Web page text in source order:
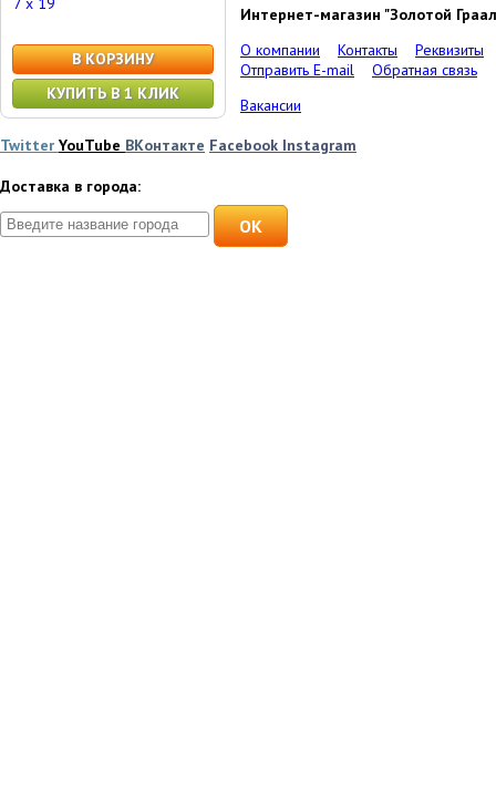
В КОРЗИНУ
КУПИТЬ В 1 КЛИК
Интернет-магазин "Золотой
О компании
Контакты
Реквизиты
Отправить E-mail
Обратная связь
Вакансии
Twitter YouTube ВКонтакте Facebook Instagram
Доставка в города:
OK